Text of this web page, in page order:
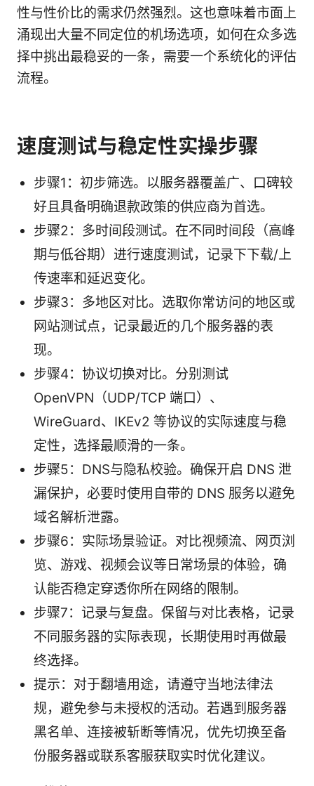
性与性价比的需求仍然强烈。这也意味着市面上
涌现出大量不同定位的机场选项，如何在众多选
择中挑出最稳妥的一条，需要一个系统化的评估
流程。
速度测试与稳定性实操步骤
步骤1：初步筛选。以服务器覆盖广、口碑较
好且具备明确退款政策的供应商为首选。
步骤2：多时间段测试。在不同时间段（高峰
期与低谷期）进行速度测试，记录下下载/上
传速率和延迟变化。
步骤3：多地区对比。选取你常访问的地区或
网站测试点，记录最近的几个服务器的表
现。
步骤4：协议切换对比。分别测试
OpenVPN（UDP/TCP 端口）、
WireGuard、IKEv2 等协议的实际速度与稳
定性，选择最顺滑的一条。
步骤5：DNS与隐私校验。确保开启 DNS 泄
漏保护，必要时使用自带的 DNS 服务以避免
域名解析泄露。
步骤6：实际场景验证。对比视频流、网页浏
览、游戏、视频会议等日常场景的体验，确
认能否稳定穿透你所在网络的限制。
步骤7：记录与复盘。保留与对比表格，记录
不同服务器的实际表现，长期使用时再做最
终选择。
提示：对于翻墙用途，请遵守当地法律法
规，避免参与未授权的活动。若遇到服务器
黑名单、连接被斩断等情况，优先切换至备
份服务器或联系客服获取实时优化建议。